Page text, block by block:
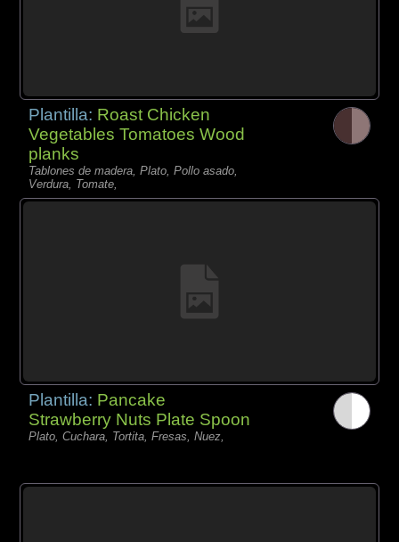
Plantilla: Roast Chicken
Vegetables Tomatoes Wood
planks
Tablones de madera, Plato, Pollo asado,
Verdura, Tomate,
Plantilla: Pancake
Strawberry Nuts Plate Spoon
Plato, Cuchara, Tortita, Fresas, Nuez,